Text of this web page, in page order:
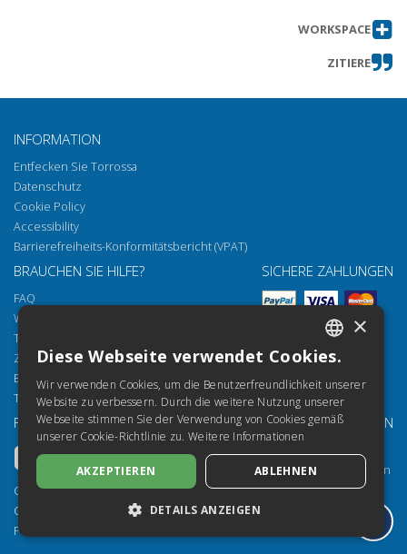
WORKSPACE
ZITIERE
INFORMATION
Entfecken Sie Torrossa
Datenschutz
Cookie Policy
Accessibility
Barrierefreiheits-Konformitätsbericht (VPAT)
BRAUCHEN SIE HILFE?
FAQ
Wie öffnen Sie unsere Dokumente
Torrossa Reader
Zugriffsmöglichkeiten
Email:helpdesk@torrossa.com
Tel: +39 055 5018800
SICHERE ZAHLUNGEN
FOLGEN SIE UNS
Copyright 2000-2026
Casalini Libri
P.IVA IT03106600483
UNSERE RESSOURCEN
Torrossa für Institutionen
Torrossa Open
Library Services
ITALIAN
SPANISH
FRENCH
ENGLISH
GERMAN
×
Diese Webseite verwendet Cookies.
Wir verwenden Cookies, um die Benutzerfreundlichkeit unserer
Website zu verbessern. Durch die weitere Nutzung unserer
Webseite stimmen Sie der Verwendung von Cookies gemäß
unserer Cookie-Richtlinie zu. Weitere Informationen
AKZEPTIEREN ABLEHNEN
DETAILS ANZEIGEN